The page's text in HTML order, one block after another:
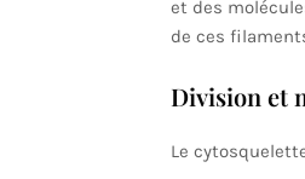
et des
de ces
Division et
Le